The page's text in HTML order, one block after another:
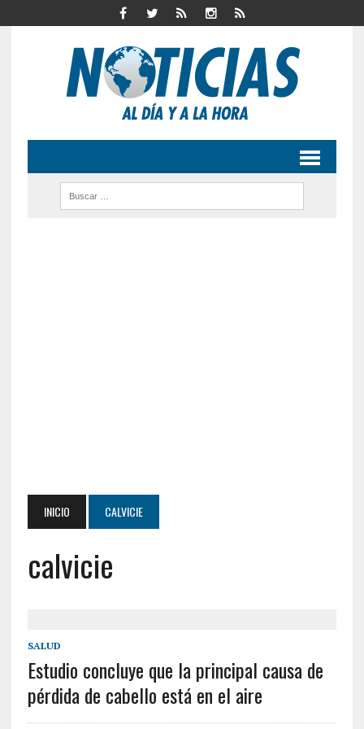
INICIO CALVICIE
calvicie
SALUD
Estudio concluye que la principal causa de
pérdida de cabello está en el aire